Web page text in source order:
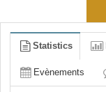
Statistics
Evènements